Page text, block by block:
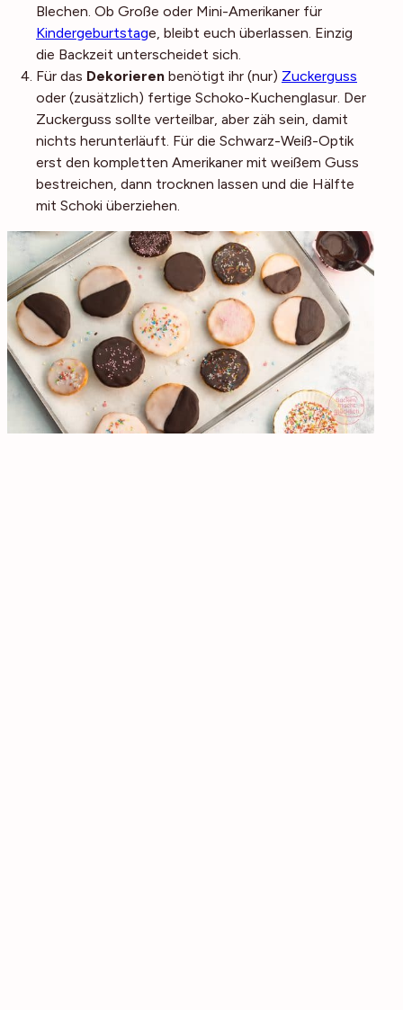
Blechen. Ob Große oder Mini-Amerikaner für
Kindergeburtstage, bleibt euch überlassen. Einzig
die Backzeit unterscheidet sich.
Für das Dekorieren benötigt ihr (nur) Zuckerguss
oder (zusätzlich) fertige Schoko-Kuchenglasur. Der
Zuckerguss sollte verteilbar, aber zäh sein, damit
nichts herunterläuft. Für die Schwarz-Weiß-Optik
erst den kompletten Amerikaner mit weißem Guss
bestreichen, dann trocknen lassen und die Hälfte
mit Schoki überziehen.